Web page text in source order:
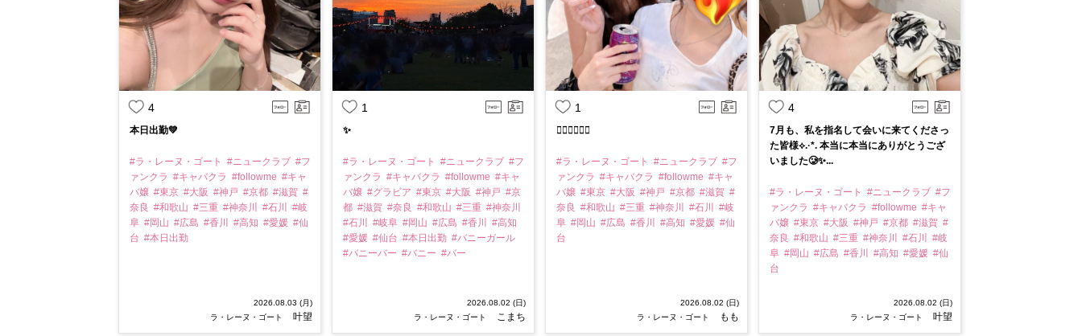
4
本日出勤💚
#ラ・レーヌ・ゴート #ニュークラブ #フ
ァンクラ #キャバクラ #followme #キャ
バ嬢 #東京 #大阪 #神戸 #京都 #滋賀 #
奈良 #和歌山 #三重 #神奈川 #石川
#岐
阜 #岡山 #広島 #香川 #高知 #愛媛 #仙
台 #本日出勤
2026.08.03 (月)
ラ・レーヌ・ゴート
叶望
1
✨
#ラ・レーヌ・ゴート #ニュークラブ #フ
ァンクラ #キャバクラ #followme #キャ
バ嬢 #グラビア #東京 #大阪 #神戸 #京
都 #滋賀 #奈良 #和歌山 #三重 #神奈川
#石川
#岐阜 #岡山 #広島 #香川
#高知
#愛媛 #仙台 #本日出勤 #バニーガール
#バニーバー #バニー #バー
2026.08.02 (日)
ラ・レーヌ・ゴート
こまち
1
❤️‍🔥❤️‍🔥❤️‍🔥
#ラ・レーヌ・ゴート #ニュークラブ #フ
ァンクラ #キャバクラ #followme #キャ
バ嬢 #東京 #大阪 #神戸 #京都 #滋賀 #
奈良 #和歌山 #三重 #神奈川 #石川
#岐
阜 #岡山 #広島 #香川 #高知 #愛媛 #仙
台
2026.08.02 (日)
ラ・レーヌ・ゴート
もも
4
7月も、私を指名して会いに来てくださっ
た皆様⟡.·*. 本当に本当にありがとうござ
いました🥲✨...
#ラ・レーヌ・ゴート #ニュークラブ #フ
ァンクラ #キャバクラ #followme #キャ
バ嬢 #東京 #大阪 #神戸 #京都 #滋賀 #
奈良 #和歌山 #三重 #神奈川 #石川
#岐
阜 #岡山 #広島 #香川 #高知 #愛媛 #仙
台
2026.08.02 (日)
ラ・レーヌ・ゴート
叶望